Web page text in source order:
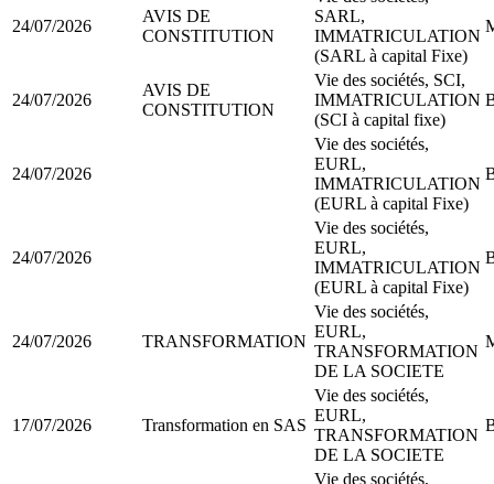
24/07/2026
AVIS DE
CONSTITUTION
SARL,
IMMATRICULATION
(SARL à capital Fixe)
24/07/2026
AVIS DE
CONSTITUTION
Vie des sociétés, SCI,
IMMATRICULATION
(SCI à capital fixe)
24/07/2026
Vie des sociétés,
EURL,
IMMATRICULATION
(EURL à capital Fixe)
24/07/2026
Vie des sociétés,
EURL,
IMMATRICULATION
(EURL à capital Fixe)
24/07/2026 TRANSFORMATION
Vie des sociétés,
EURL,
TRANSFORMATION
DE LA SOCIETE
17/07/2026 Transformation en SAS
Vie des sociétés,
EURL,
TRANSFORMATION
DE LA SOCIETE
Vie des sociétés,